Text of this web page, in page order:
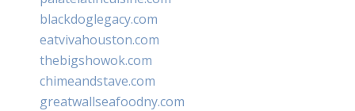
blackdoglegacy.com
eatvivahouston.com
thebigshowok.com
chimeandstave.com
greatwallseafoodny.com